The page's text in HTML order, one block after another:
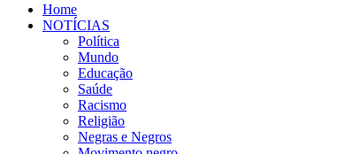
Home
NOTÍCIAS
Política
Mundo
Educação
Saúde
Racismo
Religião
Negras e Negros